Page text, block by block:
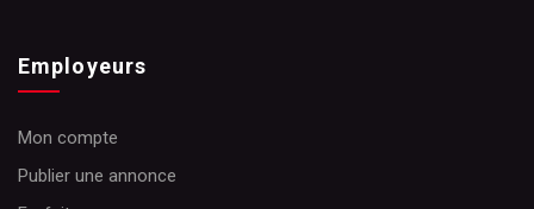
Employeurs
Mon compte
Publier une annonce